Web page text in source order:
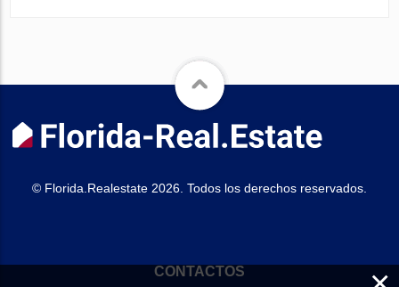
© Florida.Realestate 2026. Todos los derechos reservados.
CONTACTOS